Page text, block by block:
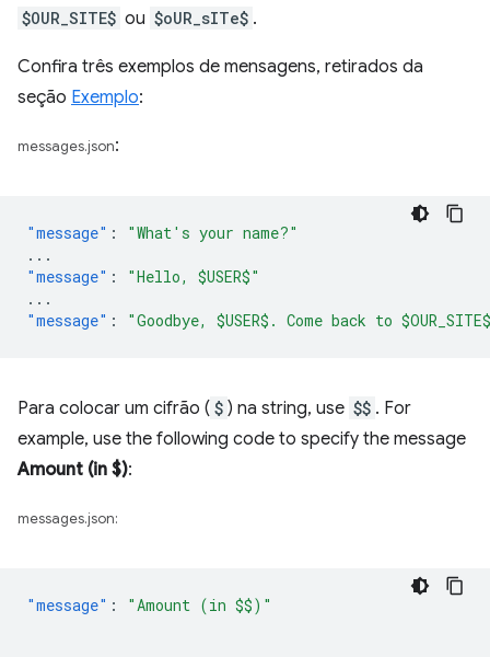
$OUR_SITE$ ou $oUR_sITe$ .
Confira três exemplos de mensagens, retirados da
seção Exemplo:
messages.json:
"message" :
"What's your name?"
...
"message" :
"Hello, $USER$"
...
"message" : "Goodbye, $USER$. Come back to
Para colocar um cifrão ( $ ) na string, use $$ . For
example, use the following code to specify the message
Amount (in $):
messages.json:
"message" :